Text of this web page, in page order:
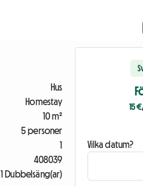
Hus
Homestay
10 m²
5 personer
1
408039
1 Dubbelsäng(ar)
15 €
Vilka datum?